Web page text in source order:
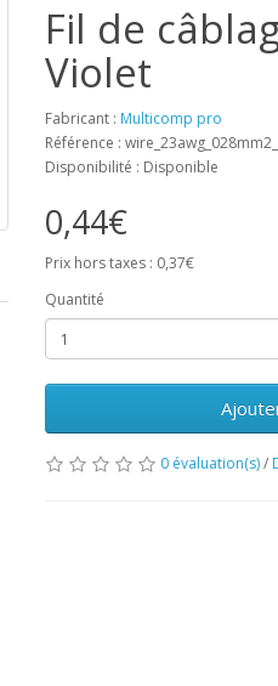
Fil de
Violet
Fabricant : Multicomp pro
Référence :
Disponibilité : Disponible
0,44€
Prix hors taxes : 0,37€
Quantité
0 évaluation(s)/